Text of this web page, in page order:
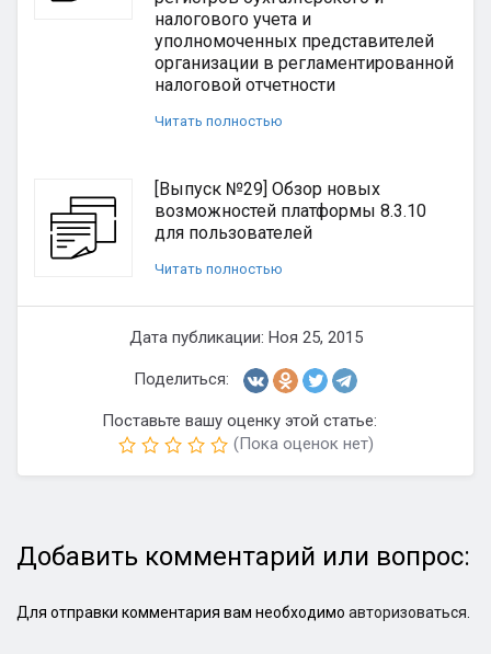
налогового учета и
уполномоченных представителей
организации в регламентированной
налоговой отчетности
Читать полностью
[Выпуск №29] Обзор новых
возможностей платформы 8.3.10
для пользователей
Читать полностью
Дата публикации: Ноя 25, 2015
Поделиться:
Поставьте вашу оценку этой статье:
(Пока оценок нет)
Добавить комментарий или вопрос:
Для отправки комментария вам необходимо авторизоваться